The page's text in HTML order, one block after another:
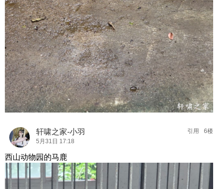
轩啸之家-小羽
5月31日 17:18
引用 6楼
西山动物园的马鹿